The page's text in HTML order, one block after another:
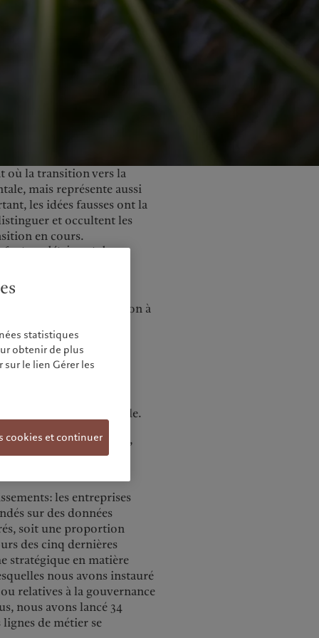
où la transition vers la
mais représente aussi
les idées fausses ont la
et occultent les
en cours.
font au détriment de
Stewardship
de privilégier une vision à
investissements;
(ESG) ainsi que
responsable.
et avions défini,
et validés par un
les entreprises
sur des données
soit une proportion
des cinq dernières
stratégique en matière
nous avons instauré
relatives à la gouvernance
nous avons lancé 34
de métier se
statistiques
obtenir de plus
le lien Gérer les
cookies et continuer